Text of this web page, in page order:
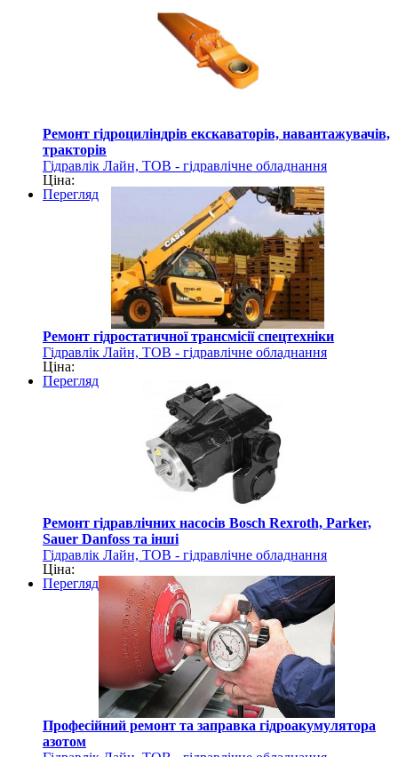
Ремонт гідроциліндрів екскаваторів, навантажувачів,
тракторів
Гідравлік Лайн, ТОВ - гідравлічне обладнання
Ціна:
Перегляд
Ремонт гідростатичної трансмісії спецтехніки
Гідравлік Лайн, ТОВ - гідравлічне обладнання
Ціна:
Перегляд
Ремонт гідравлічних насосів Bosch Rexroth, Parker,
Sauer Danfoss та інші
Гідравлік Лайн, ТОВ - гідравлічне обладнання
Ціна:
Перегляд
Професійний ремонт та заправка гідроакумулятора
азотом